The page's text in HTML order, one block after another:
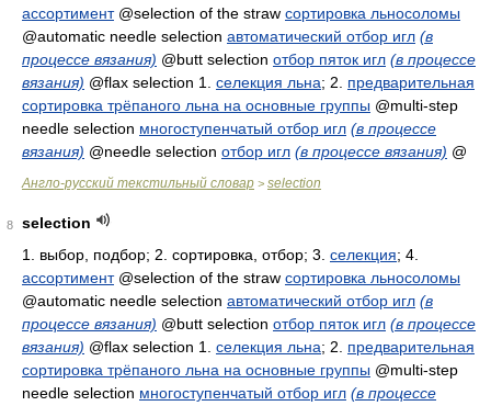
ассортимент@selection of the straw сортировка льносоломы
@automatic needle selection автоматический отбор игл (в
процессе вязания) @butt selection отбор пяток игл (в процессе
вязания) @flax selection 1. селекция льна; 2. предварительная
сортировка трёпаного льна на основные группы @multi-step
needle selection многоступенчатый отбор игл (в процессе
вязания) @needle selection отбор игл (в процессе вязания) @
Англо-русский текстильный словар > selection
8
selection
1. выбор, подбор; 2. сортировка, отбор; 3. селекция; 4.
ассортимент@selection of the straw сортировка льносоломы
@automatic needle selection автоматический отбор игл (в
процессе вязания) @butt selection отбор пяток игл (в процессе
вязания) @flax selection 1. селекция льна; 2. предварительная
сортировка трёпаного льна на основные группы @multi-step
needle selection многоступенчатый отбор игл (в процессе